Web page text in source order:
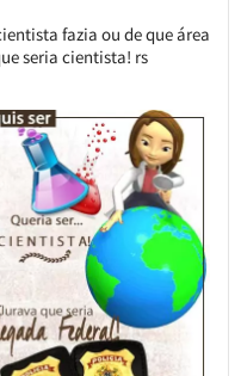
fazia ou de que área
seria cientista! rs